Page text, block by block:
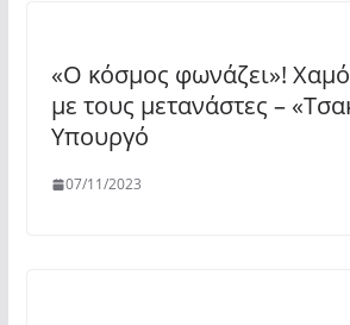
«Ο κόσμος φωνάζει»!
με τους μετανάστες –
Υπουργό
07/11/2023